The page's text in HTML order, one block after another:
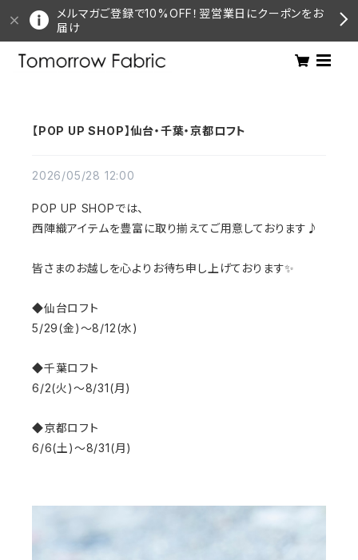
メルマガご登録で10%OFF！翌営業日にクーポンをお
届け
【POP UP SHOP】仙台・千葉・京都ロフト
2026/05/28 12:00
POP UP SHOPでは、
西陣織アイテムを豊富に取り揃えてご用意しております♪
皆さまのお越しを心よりお待ち申し上げております✨
◆仙台ロフト
5/29(金)〜8/12(水)
◆千葉ロフト
6/2(火)〜8/31(月)
◆京都ロフト
6/6(土)〜8/31(月)